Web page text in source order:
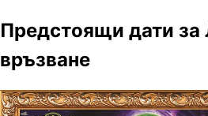
Предстоящи дати за
връзване